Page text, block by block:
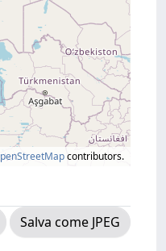
contributors.
Salva come JPEG